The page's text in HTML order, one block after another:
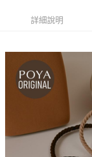
【注意事項】
２．關於個人資料處理事宜
https://aftee.tw/terms/#terms3
３．未成年的使用者請事先
「AFTEE先享後付」，若未
任。
４．使用「AFTEE先享後付
時審查核予不同之上限額度
請求用戶進行身份認證。
５．嚴禁一人註冊多個帳號
恩沛科技股份有限公司將有
7-11取貨付款
付款後7-11取貨
每筆NT$65，滿NT$490(
宅配(本島)
每筆NT$100，滿
付款後寶雅門市自取(由
每筆NT$80，滿NT$290(
詳細說明